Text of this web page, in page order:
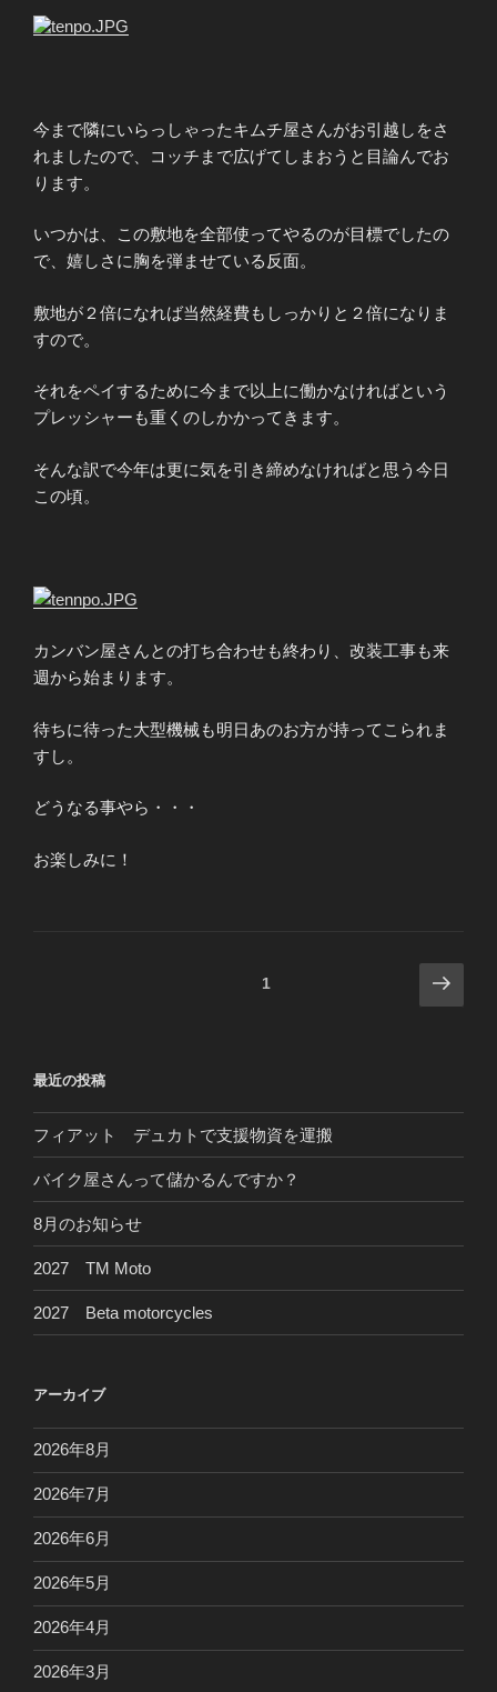
今まで隣にいらっしゃったキムチ屋さんがお引越しをさ
れましたので、コッチまで広げてしまおうと目論んでお
ります。
いつかは、この敷地を全部使ってやるのが目標でしたの
で、嬉しさに胸を弾ませている反面。
敷地が２倍になれば当然経費もしっかりと２倍になりま
すので。
それをペイするために今まで以上に働かなければという
プレッシャーも重くのしかかってきます。
そんな訳で今年は更に気を引き締めなければと思う今日
この頃。
カンバン屋さんとの打ち合わせも終わり、改装工事も来
週から始まります。
待ちに待った大型機械も明日あのお方が持ってこられま
すし。
どうなる事やら・・・
お楽しみに！
ビ
ー
シ
ョ
ン
1
次
の
最近の投稿
フィアット デュカトで支援物資を運搬
バイク屋さんって儲かるんですか？
8月のお知らせ
2027 TM Moto
2027 Beta motorcycles
アーカイブ
2026年8月
2026年7月
2026年6月
2026年5月
2026年4月
2026年3月